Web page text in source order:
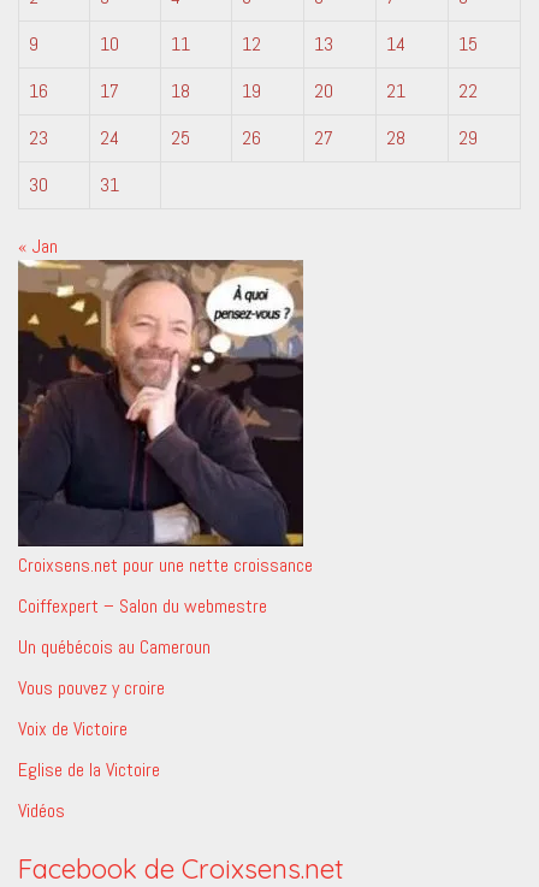
9
10 11 12 13 14
15
16
17 18 19 20 21
22
23
24 25 26 27 28
29
30
31
« Jan
Croixsens.net pour une nette croissance
Coiffexpert – Salon du webmestre
Un québécois au Cameroun
Vous pouvez y croire
Voix de Victoire
Eglise de la Victoire
Vidéos
Facebook de Croixsens.net